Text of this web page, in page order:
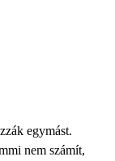
egymást.
nem számít,